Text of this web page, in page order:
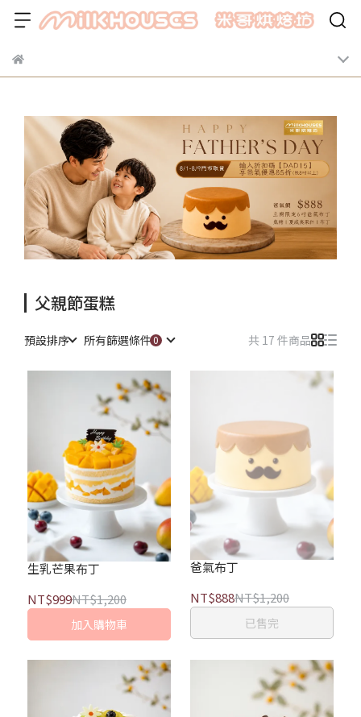
父親節蛋糕
預設排序 所有篩選條件 共 17 件商品
生乳芒果布丁
NT$999NT$1,200
加入購物車
爸氣布丁
NT$888NT$1,200
已售完